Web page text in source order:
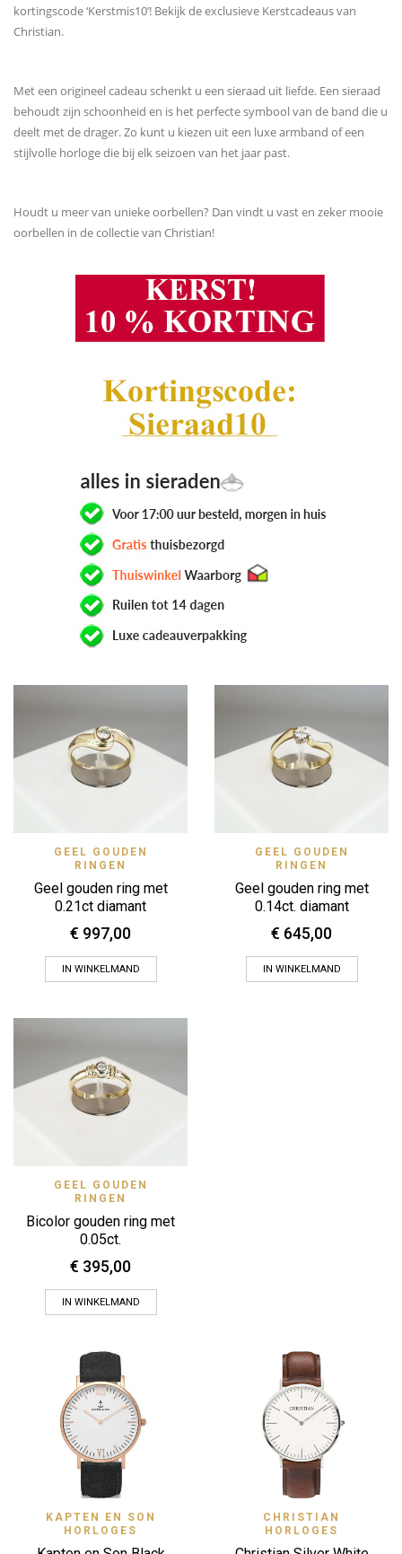
kortingscode ‘Kerstmis10’! Bekijk de exclusieve Kerstcadeaus van
Christian.
Met een origineel cadeau schenkt u een sieraad uit liefde. Een sieraad
behoudt zijn schoonheid en is het perfecte symbool van de band die u
deelt met de drager. Zo kunt u kiezen uit een luxe armband of een
stijlvolle horloge die bij elk seizoen van het jaar past.
Houdt u meer van unieke oorbellen? Dan vindt u vast en zeker mooie
oorbellen in de collectie van Christian!
GEEL GOUDEN
RINGEN
Geel gouden ring met
0.21ct diamant
€ 997,00
IN WINKELMAND
GEEL GOUDEN
RINGEN
Geel gouden ring met
0.14ct. diamant
€ 645,00
IN WINKELMAND
GEEL GOUDEN
RINGEN
Bicolor gouden ring met
0.05ct.
€ 395,00
IN WINKELMAND
KAPTEN EN SON
HORLOGES
CHRISTIAN
HORLOGES